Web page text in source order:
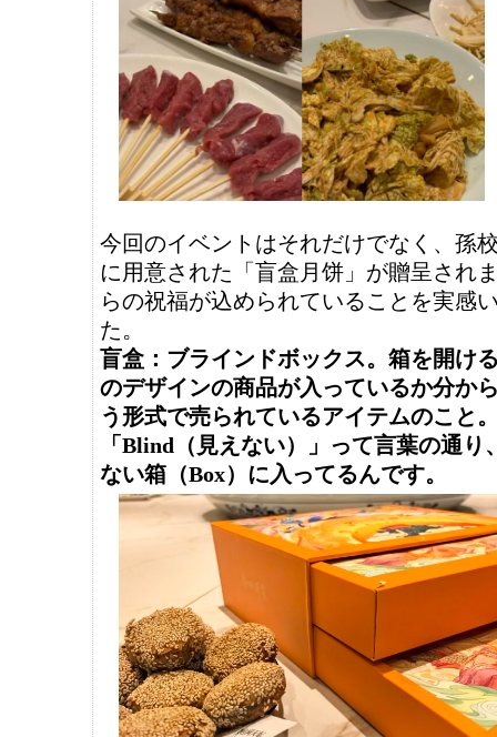
今回のイベントはそれだけでなく、孫
に用意された「盲盒月饼」が贈呈され
らの祝福が込められていることを実感
た。
盲盒：ブラインドボックス。箱を開け
のデザインの商品が入っているか分か
う形式で売られているアイテムのこと
「Blind（見えない）」って言葉の通り
ない箱（Box）に入ってるんです。